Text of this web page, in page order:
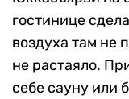
гостинице
воздуха там не
не растаяло.
себе сауну или